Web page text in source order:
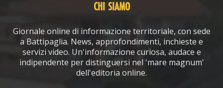
CHI SIAMO
Giornale online di informazione territoriale, con sede
a Battipaglia. News, approfondimenti, inchieste e
servizi video. Un'informazione curiosa, audace e
indipendente per distinguersi nel 'mare magnum'
dell'editoria online.